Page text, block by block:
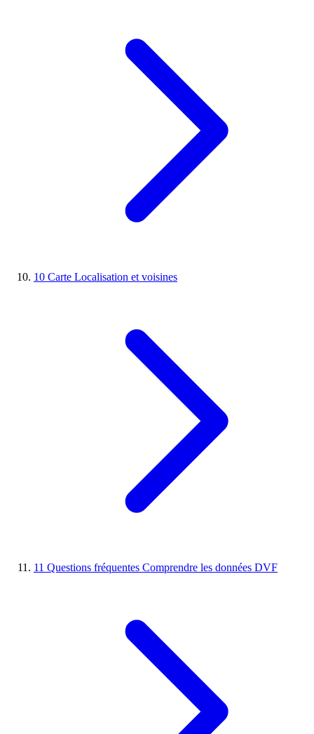
10 Carte Localisation et voisines
11 Questions fréquentes Comprendre les données DVF